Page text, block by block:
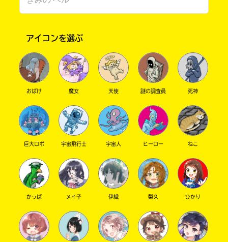
このマチのことを
もっと知りたい
キミに
アイコンを選ぶ
おばけ 魔女 天使 謎の調査員 死神
巨大ロボ 宇宙飛行士 宇宙人 ヒーロー ねこ
かっぱ メイ子 伊織 梨久 ひかり